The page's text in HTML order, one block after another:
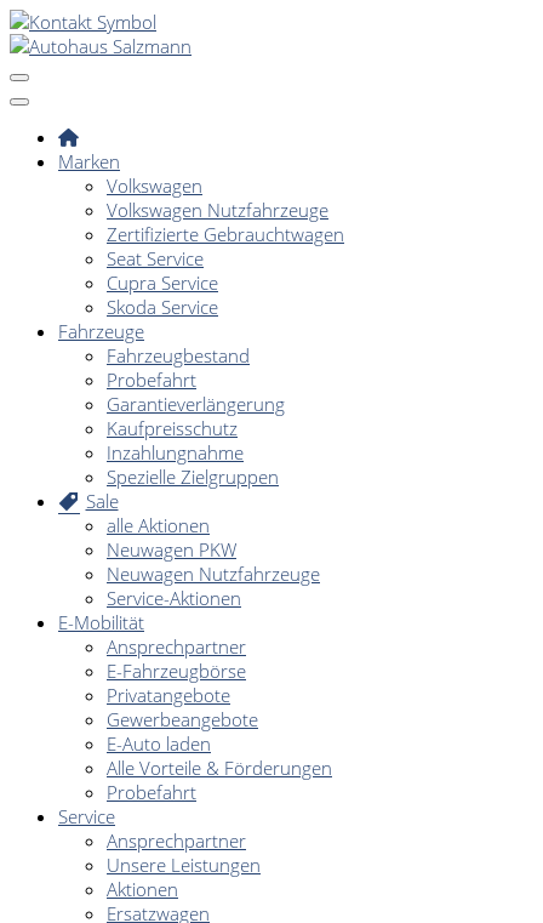
Marken
Volkswagen
Volkswagen Nutzfahrzeuge
Zertifizierte Gebrauchtwagen
Seat Service
Cupra Service
Skoda Service
Fahrzeuge
Fahrzeugbestand
Probefahrt
Garantieverlängerung
Kaufpreisschutz
Inzahlungnahme
Spezielle Zielgruppen
Sale
alle Aktionen
Neuwagen PKW
Neuwagen Nutzfahrzeuge
Service-Aktionen
E-Mobilität
Ansprechpartner
E-Fahrzeugbörse
Privatangebote
Gewerbeangebote
E-Auto laden
Alle Vorteile & Förderungen
Probefahrt
Service
Ansprechpartner
Unsere Leistungen
Aktionen
Ersatzwagen